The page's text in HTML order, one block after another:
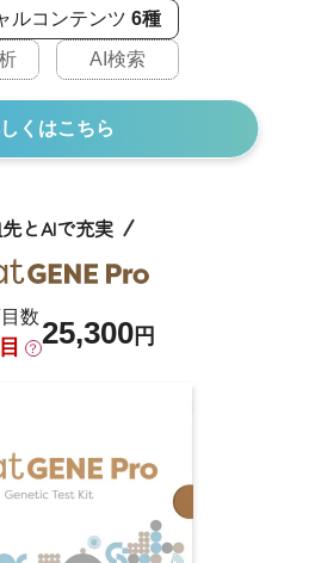
ルコンテンツ 6種
AI検索
くはこちら
とAIで充実
数
？ 25,300円